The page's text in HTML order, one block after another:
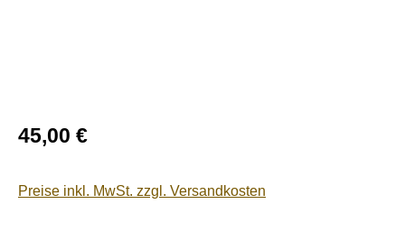
Regulärer Preis:
45,00 €
Preise inkl. MwSt. zzgl. Versandkosten